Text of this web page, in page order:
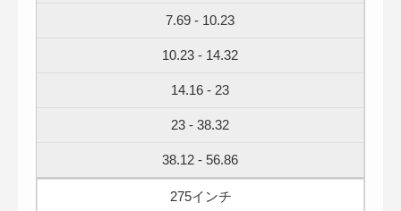
7.69 - 10.23
10.23 - 14.32
14.16 - 23
23 - 38.32
38.12 - 56.86
275インチ